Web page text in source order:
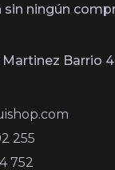
sin ningún
Barrio 4,
255
752